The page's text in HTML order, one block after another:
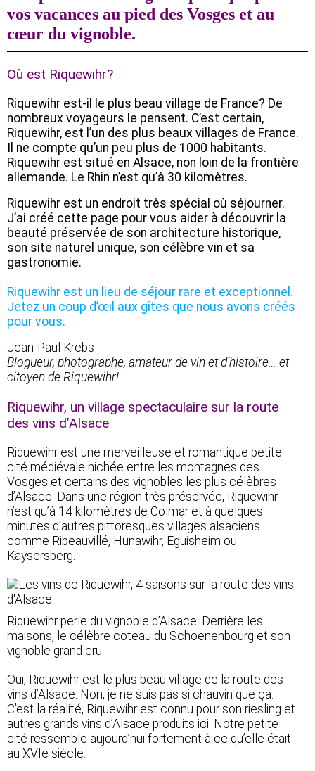
vos vacances au pied des Vosges et au
cœur du vignoble.
Où est Riquewihr?
Riquewihr est-il le plus beau village de France? De
nombreux voyageurs le pensent. C’est certain,
Riquewihr, est l’un des plus beaux villages de France.
Il ne compte qu’un peu plus de 1000 habitants.
Riquewihr est situé en Alsace, non loin de la frontière
allemande. Le Rhin n’est qu’à 30 kilomètres.
Riquewihr est un endroit très spécial où séjourner.
J’ai créé cette page pour vous aider à découvrir la
beauté préservée de son architecture historique,
son site naturel unique, son célèbre vin et sa
gastronomie.
Riquewihr est un lieu de séjour rare et exceptionnel.
Jetez un coup d’œil aux gîtes que nous avons créés
pour vous.
Jean-Paul Krebs
Blogueur, photographe, amateur de vin et d’histoire… et
citoyen de Riquewihr!
Riquewihr, un village spectaculaire sur la route
des vins d’Alsace
Riquewihr est une merveilleuse et romantique petite
cité médiévale nichée entre les montagnes des
Vosges et certains des vignobles les plus célèbres
d’Alsace. Dans une région très préservée, Riquewihr
n’est qu’à 14 kilomètres de Colmar et à quelques
minutes d’autres pittoresques villages alsaciens
comme Ribeauvillé, Hunawihr, Eguisheim ou
Kaysersberg.
Riquewihr perle du vignoble d’Alsace. Derrière les
maisons, le célèbre coteau du Schoenenbourg et son
vignoble grand cru.
Oui, Riquewihr est le plus beau village de la route des
vins d’Alsace. Non, je ne suis pas si chauvin que ça.
C’est la réalité, Riquewihr est connu pour son riesling et
autres grands vins d’Alsace produits ici. Notre petite
cité ressemble aujourd’hui fortement à ce qu’elle était
au XVIe siècle.